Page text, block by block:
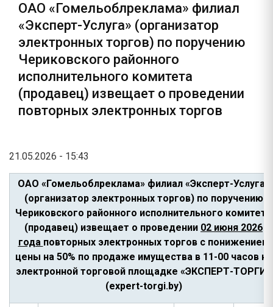
ОАО «Гомельоблреклама» филиал
«Эксперт-Услуга» (организатор
электронных торгов) по поручению
Чериковского районного
исполнительного комитета
(продавец) извещает о проведении
повторных электронных торгов
21.05.2026 - 15:43
ОАО «Гомельоблреклама» филиал «Эксперт-Услуга»
(организатор электронных торгов) по поручению
Чериковского районного исполнительного комитета
(продавец) извещает о проведении 02 июня 2026
года повторных электронных торгов с понижением
цены на 50% по продаже имущества в 11-00 часов на
электронной торговой площадке «ЭКСПЕРТ-ТОРГИ»
(expert-torgi.by)